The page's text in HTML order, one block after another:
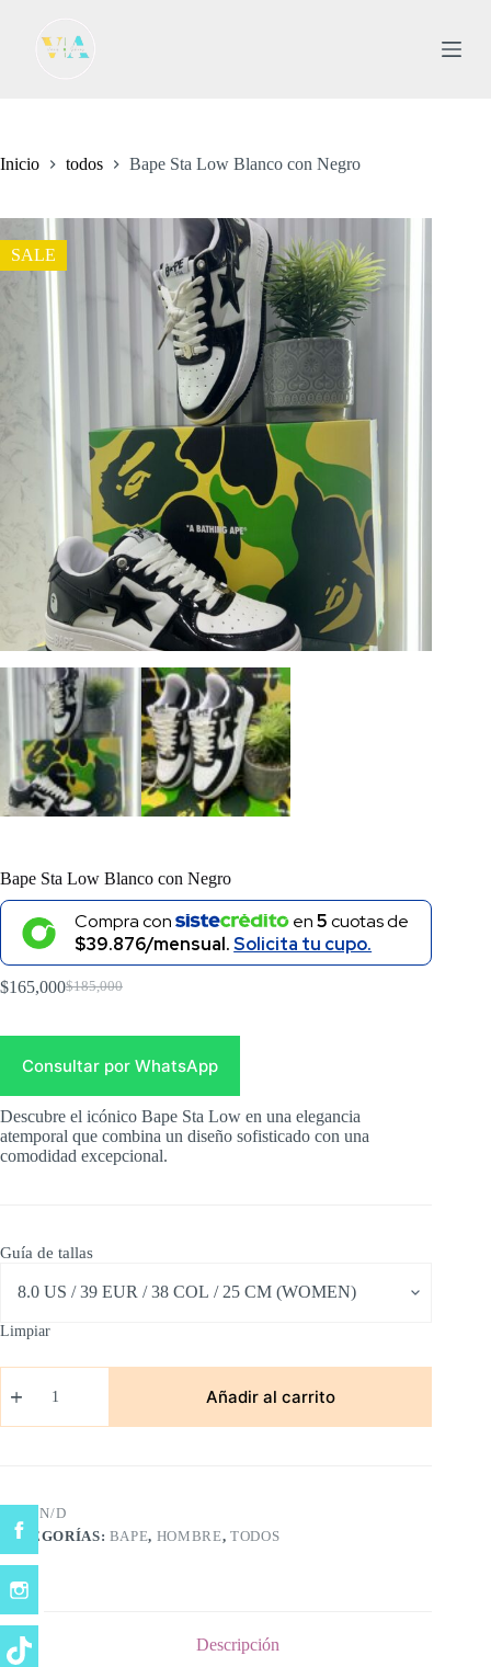
l
n
t
e
n
Inicio todos Bape Sta Low Blanco con Negro
SALE
Bape Sta Low Blanco con Negro
Compra con en5cuotas de
$39.876/mensual.Solicita tu cupo.
$185,000
Original
was:
$165,000Current
is:
Consultar por WhatsApp
Descubre el icónico Bape Sta Low en una elegancia
atemporal que combina un diseño sofisticado con una
comodidad excepcional.
Guía de tallas
Limpiar
Sta
Blanco
Añadir al carrito
SKU:N/D
CATEGORÍAS: BAPE, HOMBRE, TODOS
Descripción